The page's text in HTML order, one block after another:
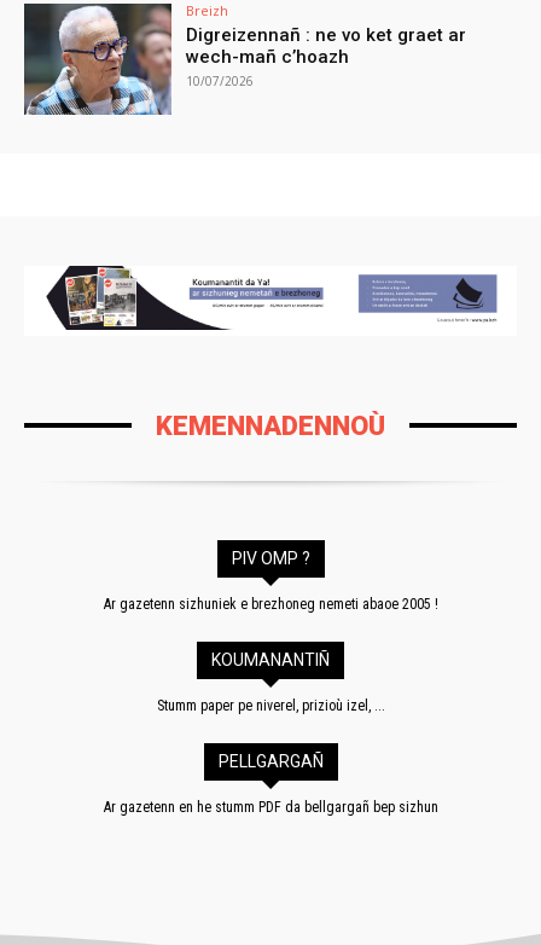
Breizh
Digreizennañ : ne vo ket graet ar
wech-mañ c’hoazh
10/07/2026
KEMENNADENNOÙ
PIV OMP ?
Ar gazetenn sizhuniek e brezhoneg nemeti abaoe 2005 !
KOUMANANTIÑ
Stumm paper pe niverel, prizioù izel, ...
PELLGARGAÑ
Ar gazetenn en he stumm PDF da bellgargañ bep sizhun